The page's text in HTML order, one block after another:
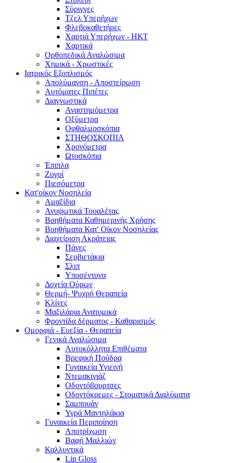
Σύριγγες
Τζελ Υπερήχων
Φλεβοκαθετήρες
Χαρτιά Υπερήχων - ΗΚΤ
Χαρτικά
Ορθοπεδικά Αναλώσιμα
Χημικά - Χρωστικές
Ιατρικός Εξοπλισμός
Απολύμανση - Αποστείρωση
Αυτόματες Πιπέτες
Διαγνωστικά
Αναστημόμετρα
Οξύμετρα
Οφθαλμοσκόπια
ΣΤΗΘΟΣΚΟΠΙΑ
Χρονόμετρα
Ωτοσκόπια
Έπιπλα
Ζυγοί
Πιεσόμετρα
Κατ'οίκον Νοσηλεία
Αμαξίδια
Ανυψωτικά Τουαλέτας
Βοηθήματα Καθημερινής Χρήσης
Βοηθήματα Κατ' Οίκον Νοσηλείας
Διαχείριση Ακράτειας
Πάνες
Σερβιετάκια
Σλιπ
Υποσέντονα
Δοχεία Ούρων
Θερμή- Ψυχρή Θεραπεία
Κλίνες
Μαξιλάρια Ανατομικά
Φροντίδα δέρματος - Καθαρισμός
Ομορφιά - Ευεξία - Θεραπεία
Γενικά Αναλώσιμα
Αυτοκόλλητα Επιθέματα
Βρεφική Πούδρα
Γυναικεία Υγιεινή
Ντεμακιγιάζ
Οδοντόβουρτσες
Οδοντόκρεμες - Στοματικά Διαλύματα
Σαμπουάν
Υγρά Μαντηλάκια
Γυναικεία Περιποίηση
Αποτρίχωση
Βαφή Μαλλιών
Καλλυντικά
Lip Gloss